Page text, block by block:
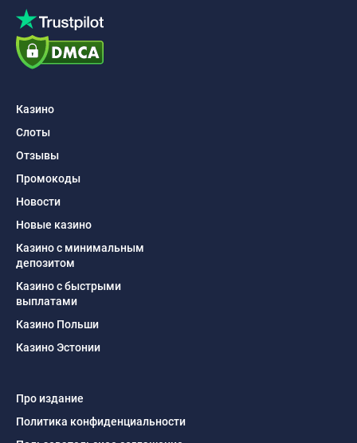
Казино
Слоты
Отзывы
Промокоды
Новости
Новые казино
Казино с минимальным
депозитом
Казино с быстрыми
выплатами
Казино Польши
Казино Эстонии
Про издание
Политика конфиденциальности